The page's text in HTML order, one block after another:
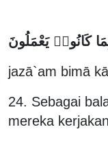
jazā`am bimā
24. Sebagai
mereka